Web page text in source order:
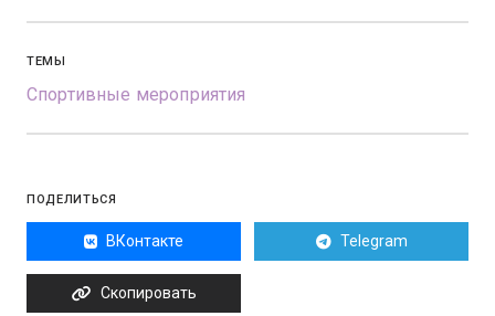
ТЕМЫ
Спортивные мероприятия
ПОДЕЛИТЬСЯ
ВКонтакте Telegram
Скопировать